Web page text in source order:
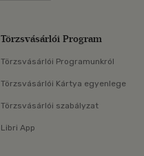
Törzsvásárlói Program
Törzsvásárlói Programunkról
Törzsvásárlói Kártya egyenlege
Törzsvásárlói szabályzat
Libri App